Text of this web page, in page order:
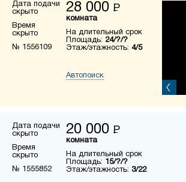
Дата подачи
скрыто
Время
скрыто
№ 1556109
28 000 Р
комната
На длительный срок
Площадь: 24/?/?
Этаж/этажность: 4/5
Автопоиск
Дата подачи
скрыто
Время
скрыто
№ 1555852
20 000 Р
комната
На длительный срок
Площадь: 15/?/?
Этаж/этажность: 3/22